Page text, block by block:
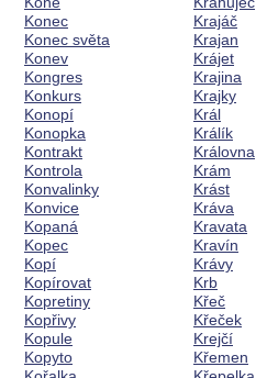
Konec
Konec světa
Konev
Kongres
Konkurs
Konopí
Konopka
Kontrakt
Kontrola
Konvalinky
Konvice
Kopaná
Kopec
Kopí
Kopírovat
Kopretiny
Kopřivy
Kopule
Kopyto
Krajáč
Krajan
Krájet
Krajina
Krajky
Král
Králík
Královna
Krám
Krást
Kráva
Kravata
Kravín
Krávy
Krb
Křeč
Křeček
Krejčí
Křemen